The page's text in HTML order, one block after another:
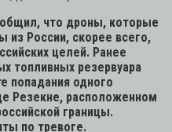
что дроны, которые
из России, скорее всего,
целей. Ранее
топливных резервуара
попадания одного
Резекне, расположенном
границы.
по тревоге.